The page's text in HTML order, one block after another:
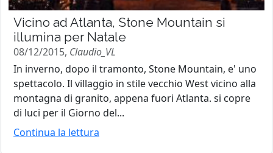
Vicino ad Atlanta, Stone Mountain si
illumina per Natale
08/12/2015, Claudio_VL
In inverno, dopo il tramonto, Stone Mountain, e' uno
spettacolo. Il villaggio in stile vecchio West vicino alla
montagna di granito, appena fuori Atlanta. si copre
di luci per il Giorno del...
Continua la lettura